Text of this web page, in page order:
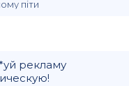
піти
рекламу